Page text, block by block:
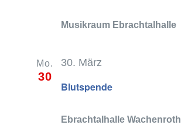
Musikraum Ebrachtalhalle
Mo.
30
Blutspende
30. März
Ebrachtalhalle Wachenroth